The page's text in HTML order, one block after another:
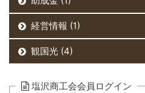
経営情報 (1)
観国光 (4)
塩沢商工会会員ログイン